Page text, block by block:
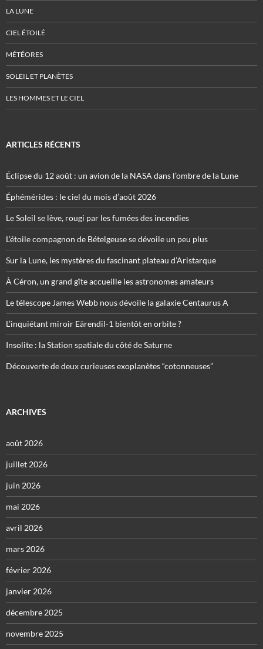
LA LUNE
CIEL ÉTOILÉ
MÉTÉORES
SOLEIL ET PLANÈTES
LES HOMMES ET LE CIEL
ARTICLES RÉCENTS
Éclipse du 12 août : un avion de la NASA dans l’ombre de la Lune
Éphémérides : le ciel du mois d’août 2026
Le Soleil se lève, rougi par les fumées des incendies
L’étoile compagnon de Bételgeuse se dévoile un peu plus
Sur la Lune, les mystères du fascinant plateau d’Aristarque
À Céron, un grand gîte accueille les astronomes amateurs
Le télescope James Webb nous dévoile la galaxie Centaurus A
L’inquiétant miroir Eärendil-1 bientôt en orbite ?
Insolite : la Station spatiale du côté de Saturne
Découverte de deux curieuses exoplanètes “cotonneuses”
ARCHIVES
août 2026
juillet 2026
juin 2026
mai 2026
avril 2026
mars 2026
février 2026
janvier 2026
décembre 2025
novembre 2025